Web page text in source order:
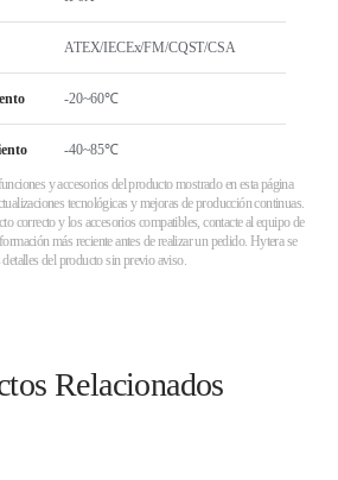
ATEX/IECEx/FM/CQST/CSA
-20~60℃
-40~85℃
y accesorios del producto mostrado en esta página
tecnológicas y mejoras de producción continuas.
correcto y los accesorios compatibles, contacte al equipo de
más reciente antes de realizar un pedido. Hytera se
del producto sin previo aviso.
Relacionados